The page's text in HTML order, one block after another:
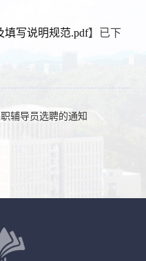
填写说明规范.pdf】已下
辅导员选聘的通知